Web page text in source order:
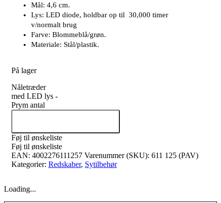
Mål: 4,6 cm.
Lys: LED diode, holdbar op til 30,000 timer
v/normalt brug
Farve: Blommeblå/grøn.
Materiale: Stål/plastik.
På lager
Nåletræder
med LED lys -
Prym antal
Føj til ønskeliste
Føj til ønskeliste
EAN: 4002276111257 Varenummer (SKU): 611 125 (PAV)
Kategorier: Redskaber, Sytilbehør
Loading...